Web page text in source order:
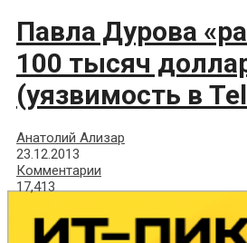
Павла Дурова
100 тысяч
(уязвимость в
Анатолий Ализар
23.12.2013
Комментарии
17,413